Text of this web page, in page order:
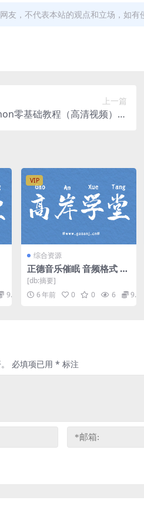
友，不代表本站的观点和立场，如有
上一篇
零基础教程（高清视频）百
9.9
VIP
综合资源
正德音乐催眠 音频格式 百
度网盘
[db:摘要]
6 年前
0 0 6 9.9
必填项已用 * 标注